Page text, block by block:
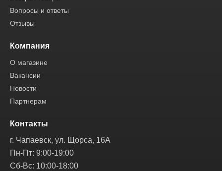
Вопросы и ответы
Отзывы
Компания
О магазине
Вакансии
Новости
Партнерам
Контакты
г. Чапаевск, ул. Щорса, 16А
Пн-Пт: 9:00-19:00
Сб-Вс: 10:00-18:00